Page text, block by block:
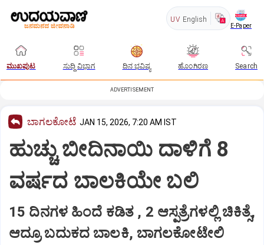
UV English
E-Paper
ಮುಖಪುಟ ಸುದ್ದಿ ವಿಭಾಗ ದಿನ ಭವಿಷ್ಯ ಹೊಂಗಿರಣ Search
ADVERTISEMENT
ಬಾಗಲಕೋಟೆ JAN 15, 2026, 7:20 AM IST
ಹುಚ್ಚು ಬೀದಿನಾಯಿ ದಾಳಿಗೆ 8
ವರ್ಷದ ಬಾಲಕಿಯೇ ಬಲಿ
15 ದಿನಗಳ ಹಿಂದೆ ಕಡಿತ , 2 ಆಸ್ಪತ್ರೆಗಳಲ್ಲಿ ಚಿಕಿತ್ಸೆ,
ಆದ್ರೂ ಬದುಕದ ಬಾಲಕಿ, ಬಾಗಲಕೋಟೇಲಿ